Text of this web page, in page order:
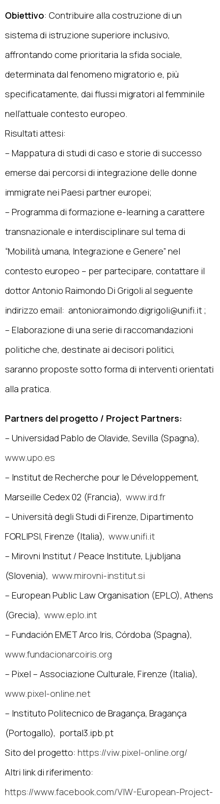
Obiettivo: Contribuire alla costruzione di un
sistema di istruzione superiore inclusivo,
affrontando come prioritaria la sfida sociale,
determinata dal fenomeno migratorio e, più
specificatamente, dai flussi migratori al femminile
nell’attuale contesto europeo.
Risultati attesi:
– Mappatura di studi di caso e storie di successo
emerse dai percorsi di integrazione delle donne
immigrate nei Paesi partner europei;
– Programma di formazione e-learning a carattere
transnazionale e interdisciplinare sul tema di
“Mobilità umana, Integrazione e Genere” nel
contesto europeo – per partecipare, contattare il
dottor Antonio Raimondo Di Grigoli al seguente
indirizzo email: antonioraimondo.digrigoli@unifi.it ;
– Elaborazione di una serie di raccomandazioni
politiche che, destinate ai decisori politici,
saranno proposte sotto forma di interventi orientati
alla pratica.
Partners del progetto / Project Partners:
– Universidad Pablo de Olavide, Sevilla (Spagna),
www.upo.es
– Institut de Recherche pour le Développement,
Marseille Cedex 02 (Francia), www.ird.fr
– Università degli Studi di Firenze, Dipartimento
FORLIPSI, Firenze (Italia), www.unifi.it
– Mirovni Institut / Peace Institute, Ljubljana
(Slovenia), www.mirovni-institut.si
– European Public Law Organisation (EPLO), Athens
(Grecia), www.eplo.int
– Fundación EMET Arco Iris, Córdoba (Spagna),
www.fundacionarcoiris.org
– Pixel – Associazione Culturale, Firenze (Italia),
www.pixel-online.net
– Instituto Politecnico de Bragança, Bragança
(Portogallo), portal3.ipb.pt
Sito del progetto: https://viw.pixel-online.org/
Altri link di riferimento:
https://www.facebook.com/VIW-European-Project-